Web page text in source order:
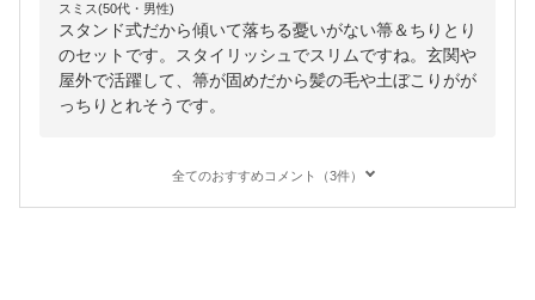
スミス(50代・男性)
スタンド式だから傾いて落ちる憂いがない箒＆ちりとり
のセットです。スタイリッシュでスリムですね。玄関や
屋外で活躍して、箒が固めだから髪の毛や土ぼこりがが
っちりとれそうです。
全てのおすすめコメント（3件）